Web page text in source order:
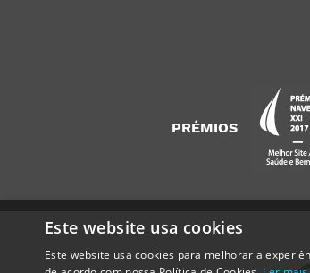
PRÉMIOS
Este website usa cookies
Este website usa cookies para melhorar a
Alguém deVila Verde,